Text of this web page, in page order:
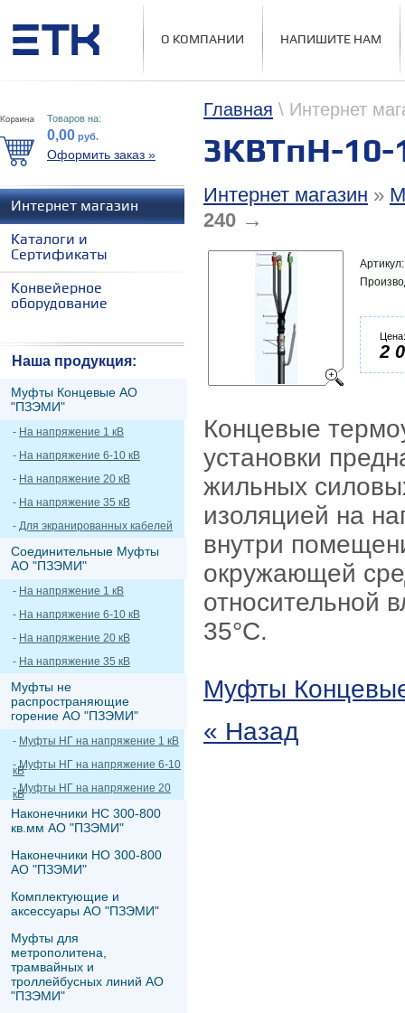
О КОМПАНИИ НАПИШИТЕ НАМ
Главная \ Интернет
3КВТпН-10-
Интернет магазин »
240 →
Цена:
2
Концевые
установки
жильных
изоляцией на
внутри
окружающей
относительной
35°С.
Муфты
« Назад
Товаров на:
0,00 руб.
Оформить заказ »
Интернет магазин
Каталоги и
Сертификаты
Конвейерное
оборудование
Наша продукция:
Муфты Концевые АО
"ПЗЭМИ"
- На напряжение 1 кВ
- На напряжение 6-10 кВ
- На напряжение 20 кВ
- На напряжение 35 кВ
- Для экранированных кабелей
Соединительные Муфты
АО "ПЗЭМИ"
- На напряжение 1 кВ
- На напряжение 6-10 кВ
- На напряжение 20 кВ
- На напряжение 35 кВ
Муфты не
распространяющие
горение АО "ПЗЭМИ"
- Муфты НГ на напряжение 1 кВ
-Муфты НГ на напряжение 6-10
кВ
-Муфты НГ на напряжение 20
кВ
Наконечники НС 300-800
кв.мм АО "ПЗЭМИ"
Наконечники НО 300-800
АО "ПЗЭМИ"
Комплектующие и
аксессуары АО "ПЗЭМИ"
Муфты для
метрополитена,
трамвайных и
троллейбусных линий АО
"ПЗЭМИ"